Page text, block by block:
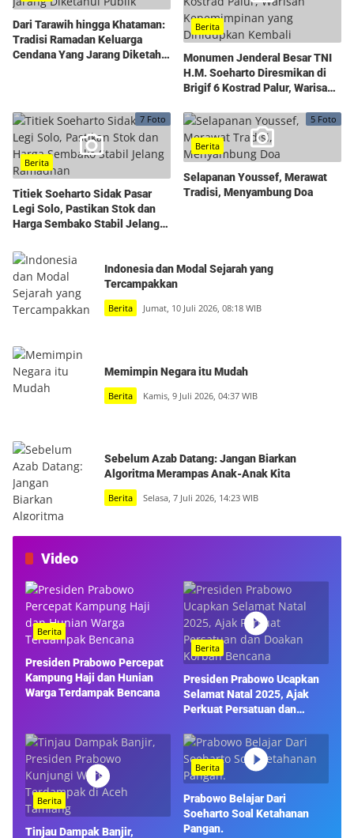
Dari Tarawih hingga Khataman:
Tradisi Ramadan Keluarga
Cendana Yang Jarang Diketahui
Berita
Monumen Jenderal Besar TNI
H.M. Soeharto Diresmikan di
Brigif 6 Kostrad Palur, Warisan
Dihidupkan Kembali
7 Foto
Berita
Titiek Soeharto Sidak Pasar
Legi Solo, Pastikan Stok dan
Harga Sembako Stabil Jelang
5 Foto
Berita
Selapanan Youssef, Merawat
Tradisi, Menyambung Doa
Indonesia dan Modal Sejarah yang
Tercampakkan
Berita Jumat, 10 Juli 2026, 08:18 WIB
Memimpin Negara itu Mudah
Berita Kamis, 9 Juli 2026, 04:37 WIB
Sebelum Azab Datang: Jangan Biarkan
Algoritma Merampas Anak-Anak Kita
Berita Selasa, 7 Juli 2026, 14:23 WIB
Video
Berita
Presiden Prabowo Percepat
Kampung Haji dan Hunian
Warga Terdampak Bencana
Berita
Presiden Prabowo Ucapkan
Selamat Natal 2025, Ajak
Perkuat Persatuan dan
Berita
Tinjau Dampak Banjir,
Berita
Prabowo Belajar Dari
Soeharto Soal Ketahanan
Pangan.